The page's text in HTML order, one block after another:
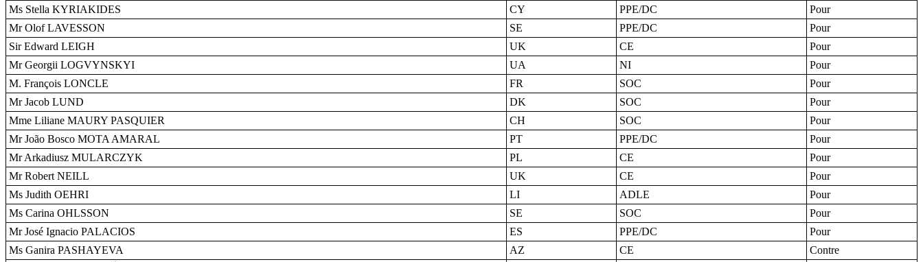
Ms Stella KYRIAKIDES
CY PPE/DC
Pour
Mr Olof LAVESSON
SE PPE/DC
Pour
Sir Edward LEIGH
UK CE
Pour
Mr Georgii LOGVYNSKYI
UA NI
Pour
M. François LONCLE
FR SOC
Pour
Mr Jacob LUND
DK SOC
Pour
Mme Liliane MAURY PASQUIER
CH SOC
Pour
Mr João Bosco MOTA AMARAL
PT PPE/DC
Pour
Mr Arkadiusz MULARCZYK
PL CE
Pour
Mr Robert NEILL
UK CE
Pour
Ms Judith OEHRI
LI ADLE
Pour
Ms Carina OHLSSON
SE SOC
Pour
Mr José Ignacio PALACIOS
ES PPE/DC
Pour
Ms Ganira PASHAYEVA
AZ CE
Contre